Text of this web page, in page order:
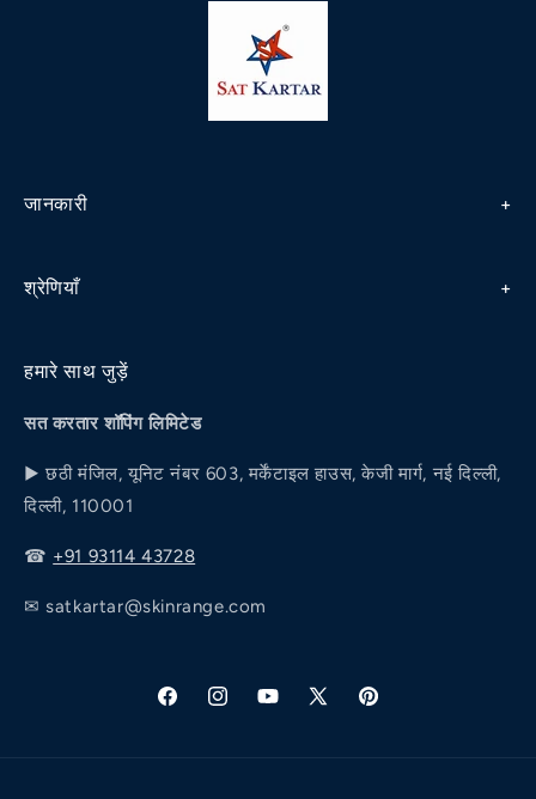
जानकारी
नियम एवं शर्तें
शिपिंग/डिलीवरी नीति
डाइट चार्ट
श्रेणियाँ
जोड़ों का दर्द
व्यक्तिगत कल्याण
हमारे साथ जुड़ें
सत करतार शॉपिंग लिमिटेड
▶ छठी मंजिल, यूनिट नंबर 603, मर्केंटाइल हाउस, केजी मार्ग, नई दिल्ली,
दिल्ली, 110001
☎ +91 93114 43728
✉ satkartar@skinrange.com
फेसबुक Instagram
यूट्यूब ट्विटर Pinterest